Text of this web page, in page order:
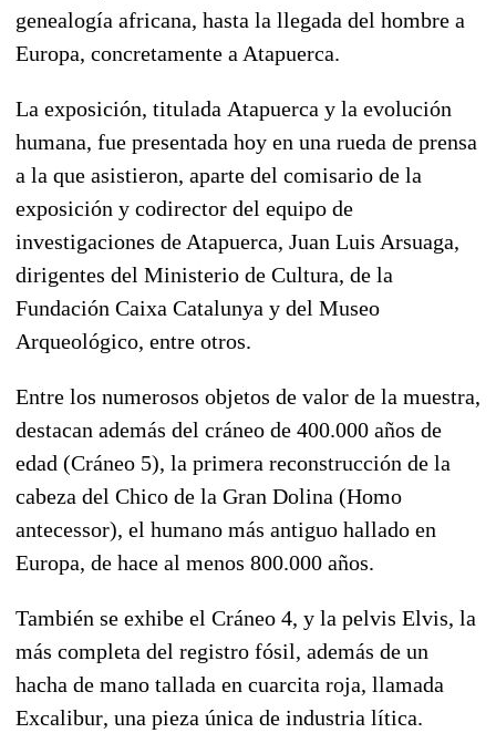
genealogía africana, hasta la llegada del hombre a
Europa, concretamente a Atapuerca.
La exposición, titulada Atapuerca y la evolución
humana, fue presentada hoy en una rueda de prensa
a la que asistieron, aparte del comisario de la
exposición y codirector del equipo de
investigaciones de Atapuerca, Juan Luis Arsuaga,
dirigentes del Ministerio de Cultura, de la
Fundación Caixa Catalunya y del Museo
Arqueológico, entre otros.
Entre los numerosos objetos de valor de la muestra,
destacan además del cráneo de 400.000 años de
edad (Cráneo 5), la primera reconstrucción de la
cabeza del Chico de la Gran Dolina (Homo
antecessor), el humano más antiguo hallado en
Europa, de hace al menos 800.000 años.
También se exhibe el Cráneo 4, y la pelvis Elvis, la
más completa del registro fósil, además de un
hacha de mano tallada en cuarcita roja, llamada
Excalibur, una pieza única de industria lítica.